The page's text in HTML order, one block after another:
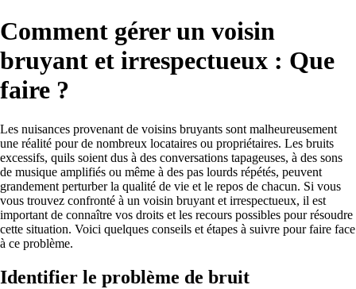
Comment gérer un voisin
bruyant et irrespectueux : Que
faire ?
Les nuisances provenant de voisins bruyants sont malheureusement
une réalité pour de nombreux locataires ou propriétaires. Les bruits
excessifs, quils soient dus à des conversations tapageuses, à des sons
de musique amplifiés ou même à des pas lourds répétés, peuvent
grandement perturber la qualité de vie et le repos de chacun. Si vous
vous trouvez confronté à un voisin bruyant et irrespectueux, il est
important de connaître vos droits et les recours possibles pour résoudre
cette situation. Voici quelques conseils et étapes à suivre pour faire face
à ce problème.
Identifier le problème de bruit